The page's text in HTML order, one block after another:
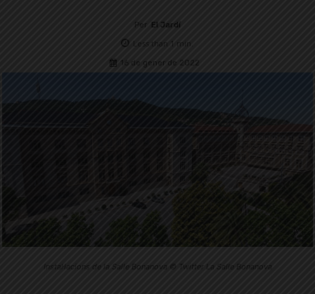
Per El Jardí
Less than 1 min.
16 de gener de 2022
Instal·lacions de la Salle Bonanova © Twitter La Salle Bonanova